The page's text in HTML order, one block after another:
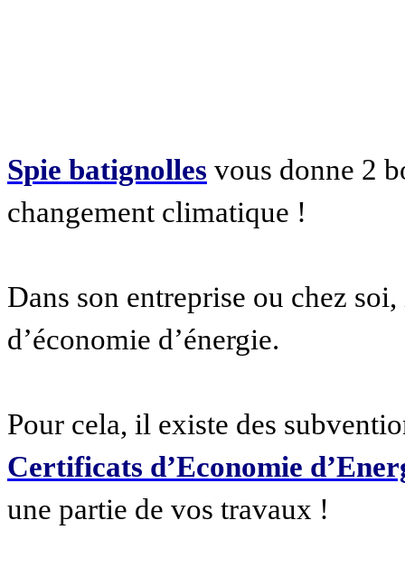
Spie batignolles vous donne 2
changement climatique !
Dans son entreprise ou chez
d’économie d’énergie.
Pour cela, il existe des
Certificats d’Economie
une partie de vos travaux !